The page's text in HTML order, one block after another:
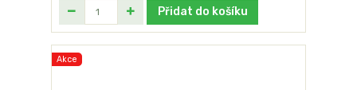
Přidat do košíku
Akce